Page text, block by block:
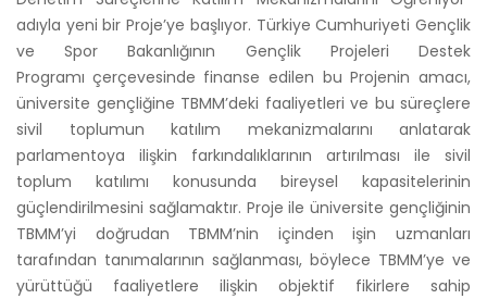
adıyla yeni bir Proje’ye başlıyor. Türkiye Cumhuriyeti Gençlik
ve Spor Bakanlığının Gençlik Projeleri Destek
Programı çerçevesinde finanse edilen bu Projenin amacı,
üniversite gençliğine TBMM’deki faaliyetleri ve bu süreçlere
sivil toplumun katılım mekanizmalarını anlatarak
parlamentoya ilişkin farkındalıklarının artırılması ile sivil
toplum katılımı konusunda bireysel kapasitelerinin
güçlendirilmesini sağlamaktır. Proje ile üniversite gençliğinin
TBMM’yi doğrudan TBMM’nin içinden işin uzmanları
tarafından tanımalarının sağlanması, böylece TBMM’ye ve
yürüttüğü faaliyetlere ilişkin objektif fikirlere sahip